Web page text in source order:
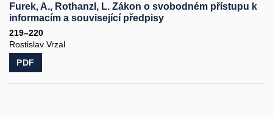
Furek, A., Rothanzl, L. Zákon o svobodném přístupu k
informacím a související předpisy
219–220
Rostislav Vrzal
PDF